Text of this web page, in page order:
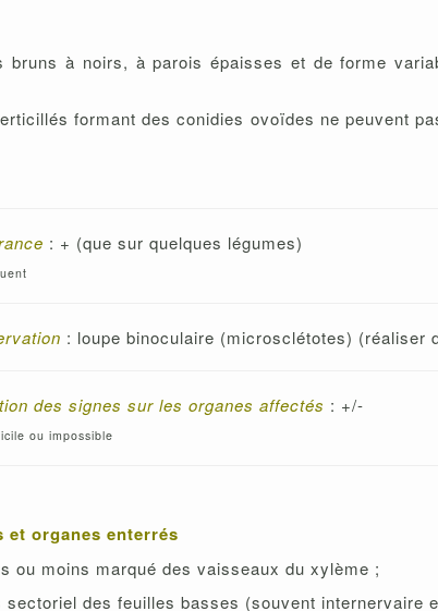
bruns à noirs, à parois épaisses et de forme
formant des conidies ovoïdes ne peuvent
: + (que sur quelques légumes)
: loupe binoculaire (microsclétotes) (réaliser
des signes sur les organes affectés : +/-
ou impossible
et organes enterrés
ou moins marqué des vaisseaux du xylème ;
des feuilles basses (souvent internervaire